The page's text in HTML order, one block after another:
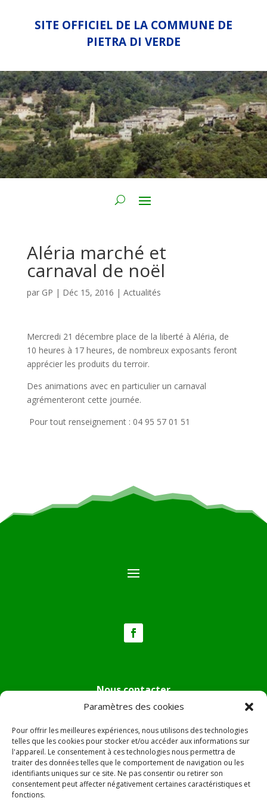
Paramètres des cookies
Pour offrir les meilleures expériences, nous utilisons des technologies
telles que les cookies pour stocker et/ou accéder aux informations sur
l'appareil. Le consentement à ces technologies nous permettra de
traiter des données telles que le comportement de navigation ou les
identifiants uniques sur ce site. Ne pas consentir ou retirer son
consentement peut affecter négativement certaines caractéristiques et
fonctions.
SITE OFFICIEL DE LA COMMUNE DE
PIETRA DI VERDE
Aléria marché et
carnaval de noël
par GP | Déc 15, 2016 | Actualités
Mercredi 21 décembre place de la liberté à Aléria, de
10 heures à 17 heures, de nombreux exposants feront
apprécier les produits du terroir.
Des animations avec en particulier un carnaval
agrémenteront cette journée.
Pour tout renseignement : 04 95 57 01 51
Nous contacter
Tél :04.95.36.24.02
Mail:
mairie.pietradiverde@wanadoo.fr
Adresse :Hôtel de ville de Pietra di Verde
Le village
20230 Pietra di Verde